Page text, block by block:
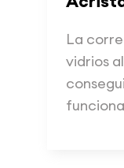
La
vidrios